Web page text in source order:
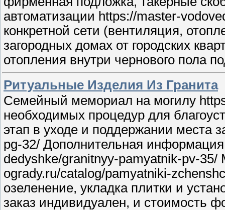
автоматизации https://master-
конкретной сети (вентиляция,
загородных домах от городских
отопления внутри чернового пола
Ритуальные Изделия Из Гранита
Семейный мемориал на могилу
необходимых процедур для
этап в уходе и поддержании места
pg-32/ Дополнительная
dedyshke/granitnyy-pamyatnik-pv-35/
ogrady.ru/catalog/pamyatniki-
озеленение, укладка плитки и
заказ индивидуален, и стоимость